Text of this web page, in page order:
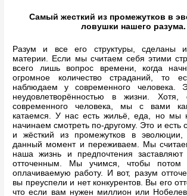
Самый жесткий из промежутков в
ловушки нашего разума.
Разум и все его структуры, сделаны
материи. Если мы считаем себя этими
всего лишь вопрос времени, когда
огромное количество страданий, то
наблюдаем у современного человека.
неудовлетворённостью в жизни. Хотя,
современного человека, мы с вами
катаемся. У нас есть жильё, еда, но мы
начинаем смотреть по-другому. Это и есть
и жёсткий из промежутков в
данный момент и переживаем. Мы
наша жизнь и предпочтения
отточенным. Мы учимся, чтобы потом
оплачиваемую работу. И вот, разум
вы преуспели и нет конкурентов. Вы его
что если вам нужен миллион или